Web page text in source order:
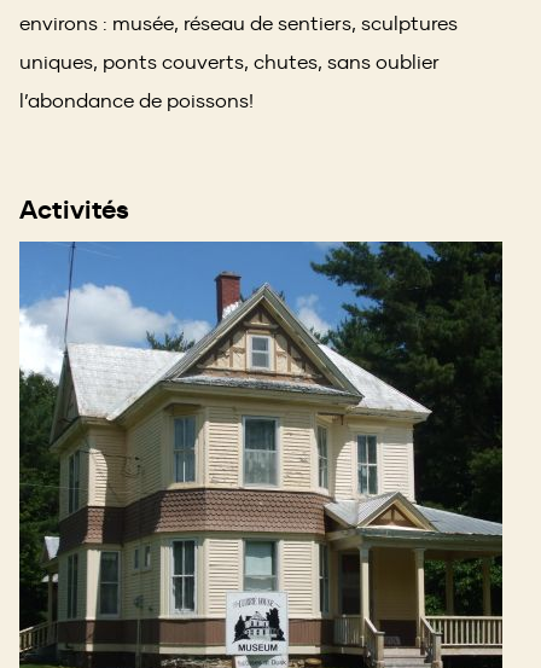
environs : musée, réseau de sentiers, sculptures
uniques, ponts couverts, chutes, sans oublier
l’abondance de poissons!
Activités